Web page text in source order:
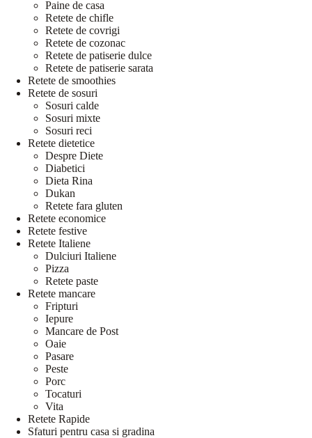
Paine de casa
Retete de chifle
Retete de covrigi
Retete de cozonac
Retete de patiserie dulce
Retete de patiserie sarata
Retete de smoothies
Retete de sosuri
Sosuri calde
Sosuri mixte
Sosuri reci
Retete dietetice
Despre Diete
Diabetici
Dieta Rina
Dukan
Retete fara gluten
Retete economice
Retete festive
Retete Italiene
Dulciuri Italiene
Pizza
Retete paste
Retete mancare
Fripturi
Iepure
Mancare de Post
Oaie
Pasare
Peste
Porc
Tocaturi
Vita
Retete Rapide
Sfaturi pentru casa si gradina